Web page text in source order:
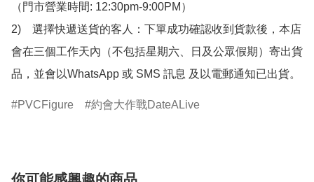
（門市營業時間: 12:30pm-9:00PM）
2)　選擇快遞送貨的客人：下單成功確認收到貨款後，本店
會在三個工作天內（不包括星期六、日及公眾假期）寄出貨
品，並會以WhatsApp 或 SMS 訊息 及以電郵通知已出貨。
PVCFigure 約會大作戰DateALive